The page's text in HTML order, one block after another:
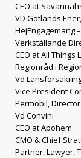
CEO at
VD Gotlands
HejEngagemang
Verkställande
CEO at All Things
Regionråd i
Vd
Vice President
Permobil,
Vd Convini
CEO at Apohem
CMO & Chief
Partner, Lawyer,